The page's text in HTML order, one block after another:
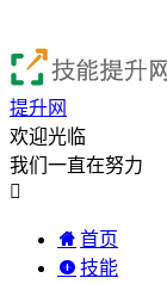
提升网
欢迎光临
我们一直在努力

首页
技能